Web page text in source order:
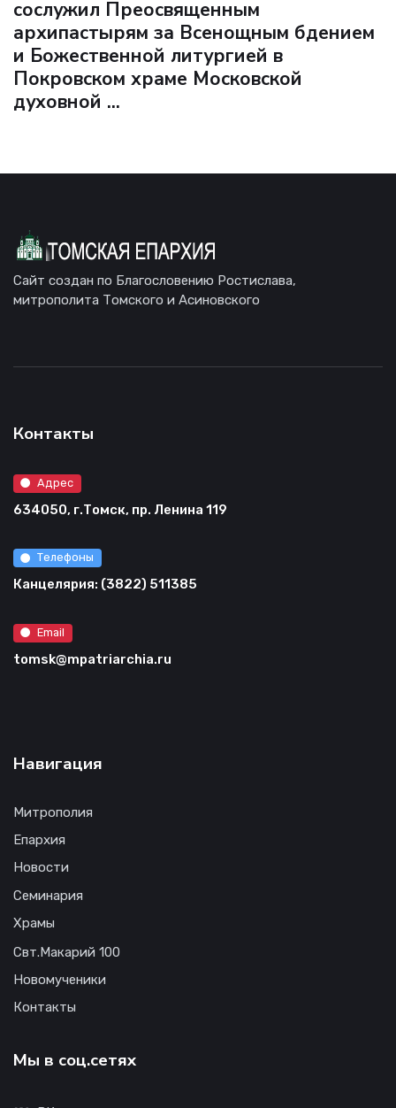
сослужил Преосвященным
архипастырям за Всенощным бдением
и Божественной литургией в
Покровском храме Московской
духовной ...
Сайт создан по Благословению Ростислава,
митрополита Томского и Асиновского
Контакты
Адрес
634050, г.Томск, пр. Ленина 119
Телефоны
Канцелярия: (3822) 511385
Email
tomsk@mpatriarchia.ru
Навигация
Митрополия
Епархия
Новости
Семинария
Храмы
Свт.Макарий 100
Новомученики
Контакты
Мы в соц.сетях